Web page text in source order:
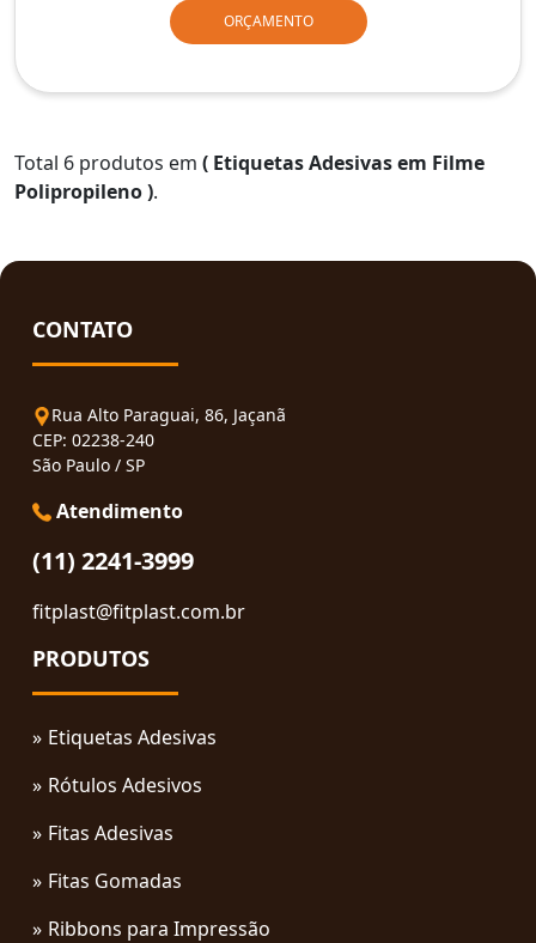
ORÇAMENTO
Total 6 produtos em ( Etiquetas Adesivas em Filme
Polipropileno ).
CONTATO
Rua Alto Paraguai, 86, Jaçanã
CEP: 02238-240
São Paulo / SP
Atendimento
(11) 2241-3999
fitplast@fitplast.com.br
PRODUTOS
Etiquetas Adesivas
Rótulos Adesivos
Fitas Adesivas
Fitas Gomadas
Ribbons para Impressão